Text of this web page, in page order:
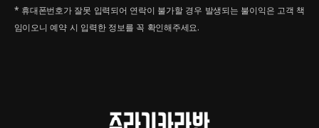
* 휴대폰번호가 잘못 입력되어 연락이 불가할 경우 발생되는 불이익은 고객 책
임이오니 예약 시 입력한 정보를 꼭 확인해주세요.